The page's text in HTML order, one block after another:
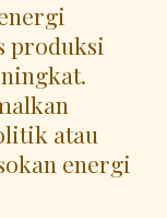
produksi
atau
energi